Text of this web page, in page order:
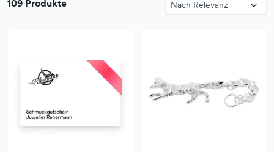
109 Produkte